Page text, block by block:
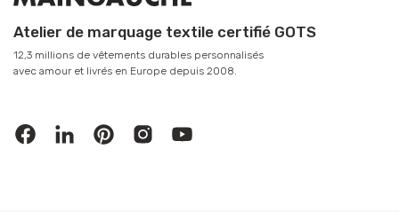
Atelier de marquage textile certifié GOTS
12,3 millions de vêtements durables personnalisés
avec amour et livrés en Europe depuis 2008.